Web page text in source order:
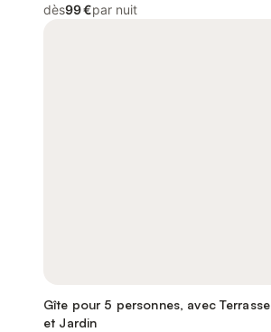
dès99 €par nuit
Gîte pour 5 personnes, avec Terrasse
et Jardin